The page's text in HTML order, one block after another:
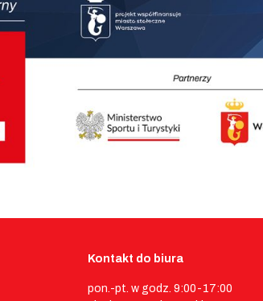
Kontakt do biura
pon.-pt. w godz. 9:00-17:00